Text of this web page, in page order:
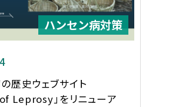
ハンセン病対策
歴史ウェブサイト
Leprosy」をリニューア